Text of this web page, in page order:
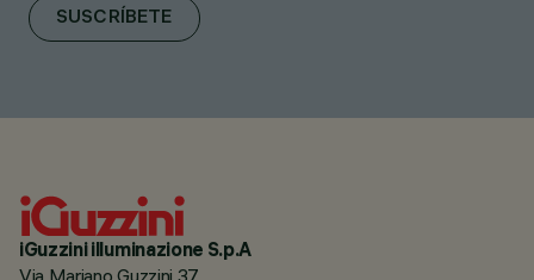
SUSCRÍBETE
iGuzzini illuminazione S.p.A
Via Mariano Guzzini 37